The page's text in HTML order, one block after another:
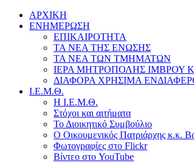
ΑΡΧΙΚΗ
ΕΝΗΜΕΡΩΣΗ
ΕΠΙΚΑΙΡΟΤΗΤΑ
ΤΑ ΝΕΑ ΤΗΣ ΕΝΩΣΗΣ
ΤΑ ΝΕΑ ΤΩΝ ΤΜΗΜΑΤΩΝ
ΙΕΡΑ ΜΗΤΡΟΠΟΛΗΣ ΙΜΒΡΟΥ
ΔΙΑΦΟΡΑ ΧΡΗΣΙΜΑ
Ι.Ε.Μ.Θ.
Η Ι.Ε.Μ.Θ.
Στόχοι και αιτήματα
Το Διοικητικό Συμβούλιο
Ο Οικουμενικός Πατριάρχης κ.κ.
Φωτογραφίες στο Flickr
Βίντεο στο YouTube